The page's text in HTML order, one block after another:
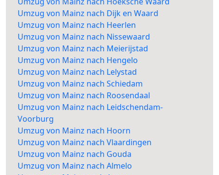
Umzug von Mainz nach Dijk en Waard
Umzug von Mainz nach Heerlen
Umzug von Mainz nach Nissewaard
Umzug von Mainz nach Meierijstad
Umzug von Mainz nach Hengelo
Umzug von Mainz nach Lelystad
Umzug von Mainz nach Schiedam
Umzug von Mainz nach Roosendaal
Umzug von Mainz nach Leidschendam-
Voorburg
Umzug von Mainz nach Hoorn
Umzug von Mainz nach Vlaardingen
Umzug von Mainz nach Gouda
Umzug von Mainz nach Almelo